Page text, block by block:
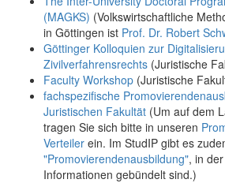
(MAGKS) (Volkswirtschaftliche
in Göttingen ist Prof. Dr. Robert
Göttinger Kolloquien zur
Zivilverfahrensrechts (Juristische
Faculty Workshop (Juristische
fachspezifische
Juristischen Fakultät (Um auf dem
tragen Sie sich bitte in unseren
Verteiler ein. Im StudIP gibt es
"Promovierendenausbildung", in
Informationen gebündelt sind.)